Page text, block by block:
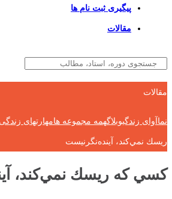
پیگیری ثبت نام ها
مقالات
مقالات
نماآوای زندگیوبلاگهمه مجموعه هامهارتهای
ريسك نمي‌كند، آينده‌‌نگرنيست
كسي كه ريسك نمي‌كند،